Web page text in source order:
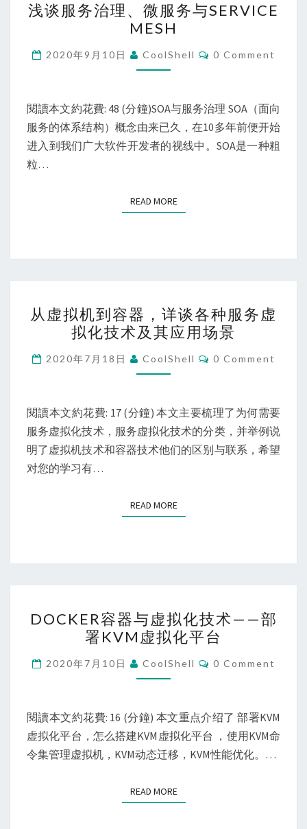
谈
服
务
治
微
服
务
MESH
浅谈服务治理、微服务与SERVICE
MESH
2020年9月10日 CoolShell Comments
0 Comment
閱讀本文約花費: 48 (分鐘)SOA与服务治理 SOA（面向
服务的体系结构）概念由来已久，在10多年前便开始
进入到我们广大软件开发者的视线中。SOA是一种粗
粒…
READ MOREREAD MORE
虚
拟
机
到
器，
详
谈
服
术
及
应
景
从虚拟机到容器，详谈各种服务虚
拟化技术及其应用场景
2020年7月18日 CoolShell Comments
0 Comment
閱讀本文約花費: 17 (分鐘) 本文主要梳理了为何需要
服务虚拟化技术，服务虚拟化技术的分类，并举例说
明了虚拟机技术和容器技术他们的区别与联系，希望
对您的学习有…
READ MOREREAD MORE
容
器
与
虚
化
技
术
部
DOCKER容器与虚拟化技术——部
署KVM虚拟化平台
2020年7月10日 CoolShell Comments
0 Comment
閱讀本文約花費: 16 (分鐘) 本文重点介绍了 部署KVM
虚拟化平台，怎么搭建KVM虚拟化平台 ，使用KVM命
令集管理虚拟机，KVM动态迁移，KVM性能优化。…
READ MOREREAD MORE